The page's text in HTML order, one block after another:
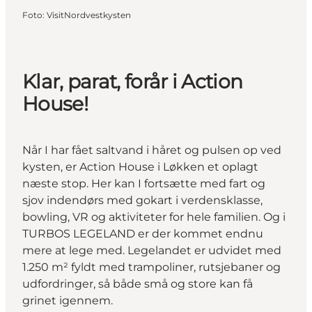
Foto: VisitNordvestkysten
Klar, parat, forår i Action
House!
Når I har fået saltvand i håret og pulsen op ved
kysten, er Action House i Løkken et oplagt
næste stop. Her kan I fortsætte med fart og
sjov indendørs med gokart i verdensklasse,
bowling, VR og aktiviteter for hele familien. Og i
TURBOS LEGELAND er der kommet endnu
mere at lege med. Legelandet er udvidet med
1.250 m² fyldt med trampoliner, rutsjebaner og
udfordringer, så både små og store kan få
grinet igennem.